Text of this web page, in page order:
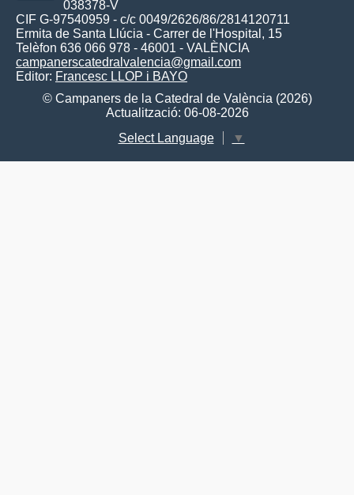
038378-V
CIF G-97540959 - c/c 0049/2626/86/2814120711
Ermita de Santa Llúcia - Carrer de l'Hospital, 15
Telèfon 636 066 978 - 46001 - VALÈNCIA
campanerscatedralvalencia@gmail.com
Editor: Francesc LLOP i BAYO
© Campaners de la Catedral de València (2026)
Actualització: 06-08-2026
Select Language
▼